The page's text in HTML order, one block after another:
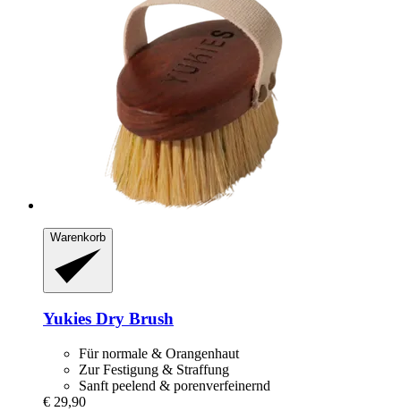
Warenkorb
Yukies Dry Brush
Für normale & Orangenhaut
Zur Festigung & Straffung
Sanft peelend & porenverfeinernd
€ 29,90